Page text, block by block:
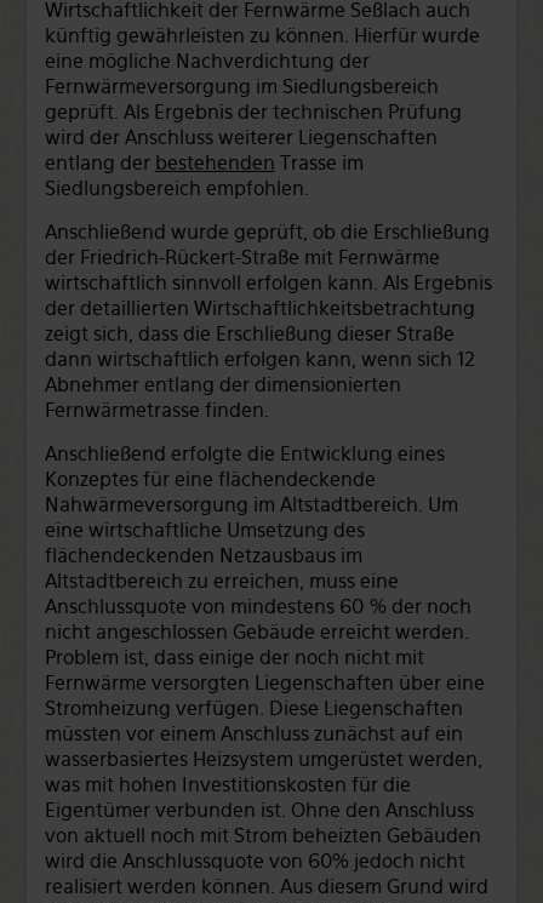
Wirtschaftlichkeit der Fernwärme Seßlach auch
künftig gewährleisten zu können. Hierfür wurde
eine mögliche Nachverdichtung der
Fernwärmeversorgung im Siedlungsbereich
geprüft. Als Ergebnis der technischen Prüfung
wird der Anschluss weiterer Liegenschaften
entlang der bestehenden Trasse im
Siedlungsbereich empfohlen.
Anschließend wurde geprüft, ob die Erschließung
der Friedrich-Rückert-Straße mit Fernwärme
wirtschaftlich sinnvoll erfolgen kann. Als Ergebnis
der detaillierten Wirtschaftlichkeitsbetrachtung
zeigt sich, dass die Erschließung dieser Straße
dann wirtschaftlich erfolgen kann, wenn sich 12
Abnehmer entlang der dimensionierten
Fernwärmetrasse finden.
Anschließend erfolgte die Entwicklung eines
Konzeptes für eine flächendeckende
Nahwärmeversorgung im Altstadtbereich. Um
eine wirtschaftliche Umsetzung des
flächendeckenden Netzausbaus im
Altstadtbereich zu erreichen, muss eine
Anschlussquote von mindestens 60 % der noch
nicht angeschlossen Gebäude erreicht werden.
Problem ist, dass einige der noch nicht mit
Fernwärme versorgten Liegenschaften über eine
Stromheizung verfügen. Diese Liegenschaften
müssten vor einem Anschluss zunächst auf ein
wasserbasiertes Heizsystem umgerüstet werden,
was mit hohen Investitionskosten für die
Eigentümer verbunden ist. Ohne den Anschluss
von aktuell noch mit Strom beheizten Gebäuden
wird die Anschlussquote von 60% jedoch nicht
realisiert werden können. Aus diesem Grund wird